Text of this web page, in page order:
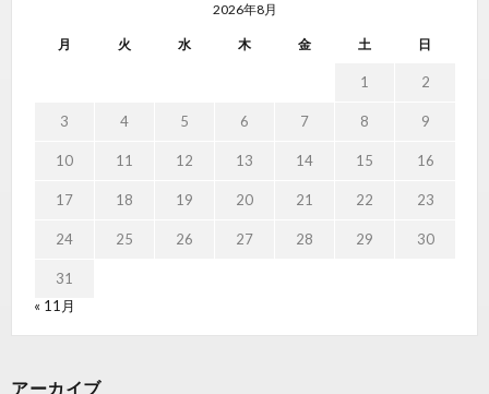
2026年8月
月 火 水 木 金 土 日
1 2
3 4 5 6 7 8 9
10 11 12 13 14 15 16
17 18 19 20 21 22 23
24 25 26 27 28 29 30
31
« 11月
アーカイブ